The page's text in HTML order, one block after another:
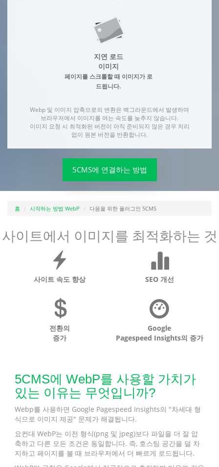
지연 로드
이미지
페이지를 스크롤할 때 이미지가 로
드됩니다.
Webp 및 이미지 압축으로의 변환은 백그라운드에서 발생하며
브라우저에서 이미지를 여는 속도를 늦추지 않습니다.
이미지 요청 시 최적화된 버전이 아직 준비되지 않은 경우 처리
없이 원본 버전을 반환합니다.
5CMS에 연결하는 방법
홈 시작하는 방법 WebP 다음을 위한 플러그인 5CMS
사이트에서 이미지를 최적화하는 것
사이트 속도 향상 SEO 개선
전환의
증가
Google
Pagespeed Insights의 증가
5CMS에 WebP를 사용할 가치가
있는 이유는 무엇입니까?
Webp를 사용하면 Google Pagespeed Insights의 "차세대 형
식으로 이미지 제공" 문제가 해결됩니다.
요컨대 WebP는 이전 형식(png 및 jpeg)보다 파일을 더 잘 압
축하고 다른 모든 조건은 동일합니다. 즉, 호스팅 공간을 덜 차
지하고 페이지를 볼 때 브라우저에서 더 빠르게 로드됩니다.